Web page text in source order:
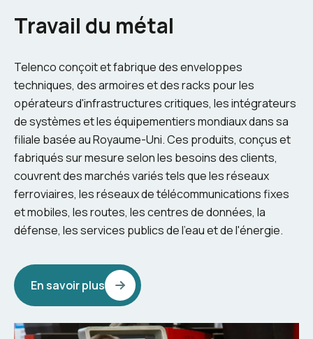
Travail du métal
Telenco conçoit et fabrique des enveloppes
techniques, des armoires et des racks pour les
opérateurs d'infrastructures critiques, les intégrateurs
de systèmes et les équipementiers mondiaux dans sa
filiale basée au Royaume-Uni. Ces produits, conçus et
fabriqués sur mesure selon les besoins des clients,
couvrent des marchés variés tels que les réseaux
ferroviaires, les réseaux de télécommunications fixes
et mobiles, les routes, les centres de données, la
défense, les services publics de l'eau et de l'énergie.
En savoir plus